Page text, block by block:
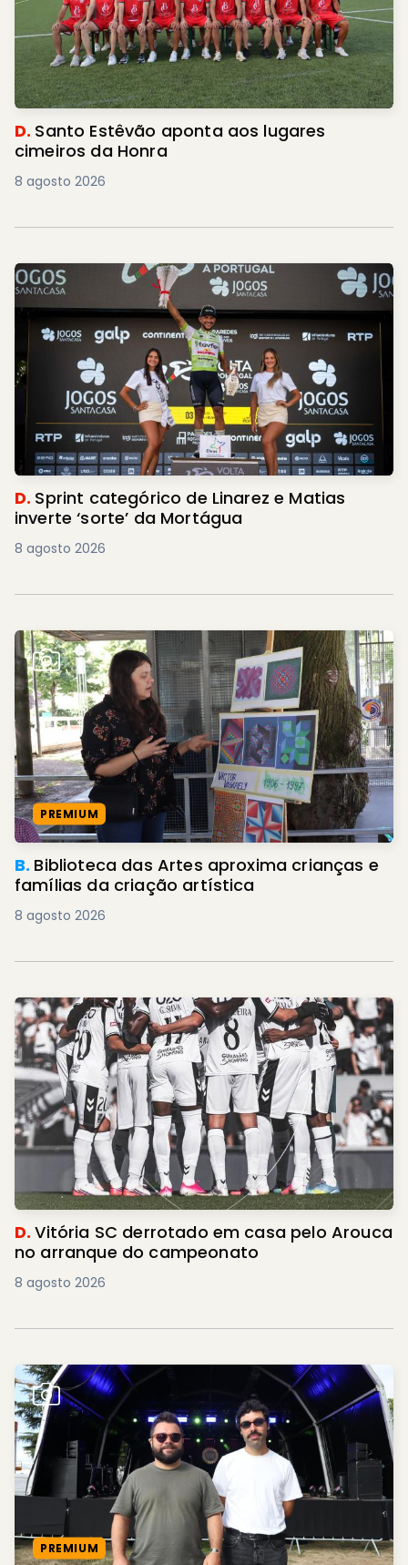
D. Santo Estêvão aponta aos lugares
cimeiros da Honra
8 agosto 2026
D. Sprint categórico de Linarez e Matias
inverte ‘sorte’ da Mortágua
8 agosto 2026
PREMIUM
B. Biblioteca das Artes aproxima crianças e
famílias da criação artística
8 agosto 2026
D.Vitória SC derrotado em casa pelo Arouca
no arranque do campeonato
8 agosto 2026
PREMIUM